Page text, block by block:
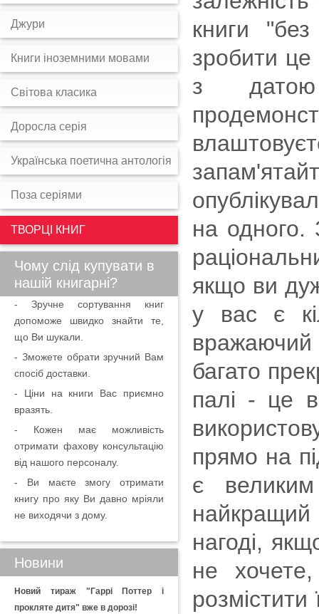
книги
зробити це
з датою
на одного.
якщо ви
у вас є
вражаючий
багато
палі - це
прямо на
є
найкращий
нагоді,
не
Джури
Книги іноземними мовами
Світова класика
Доросла серія
Українська поетична антологія
Поза серіями
ТВОРЦІ КНИГ
Чому слід купувати в
нашій книгарні?
- Зручне сортування книг
допоможе швидко знайти те,
що Ви шукали.
- Зможете обрати зручний Вам
спосіб доставки.
- Ціни на книги Вас приємно
вразять.
- Кожен має можливість
отримати фахову консультацію
від нашого персоналу.
- Ви маєте змогу отримати
книгу про яку Ви давно мріяли
не виходячи з дому.
Новини
Новий тираж "Гаррі Поттер і
прокляте дитя" вже в дорозі!